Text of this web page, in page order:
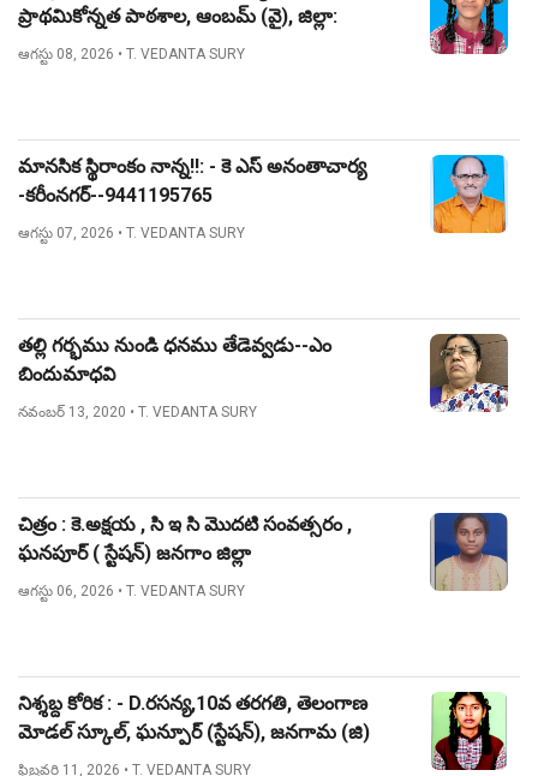
ప్రాథమికోన్నత పాఠశాల, ఆంబమ్ (వై), జిల్లా:
నిజామాబాద్.
ఆగస్టు 08, 2026 • T. VEDANTA SURY
మానసిక స్థిరాంకం నాన్న!!: - కె ఎస్ అనంతాచార్య
-కరీంనగర్--9441195765
ఆగస్టు 07, 2026 • T. VEDANTA SURY
తల్లి గర్భము నుండి ధనము తేడెవ్వడు--ఎం
బిందుమాధవి
నవంబర్ 13, 2020 • T. VEDANTA SURY
చిత్రం : కె.అక్షయ , సి ఇ సి మొదటి సంవత్సరం ,
ఘనపూర్ ( స్టేషన్) జనగాం జిల్లా
ఆగస్టు 06, 2026 • T. VEDANTA SURY
నిశ్శబ్ద కోరిక : - D.రసన్య,10వ తరగతి, తెలంగాణ
మోడల్ స్కూల్, ఘన్పూర్ (స్టేషన్), జనగామ (జి)
ఫిబ్రవరి 11, 2026 • T. VEDANTA SURY